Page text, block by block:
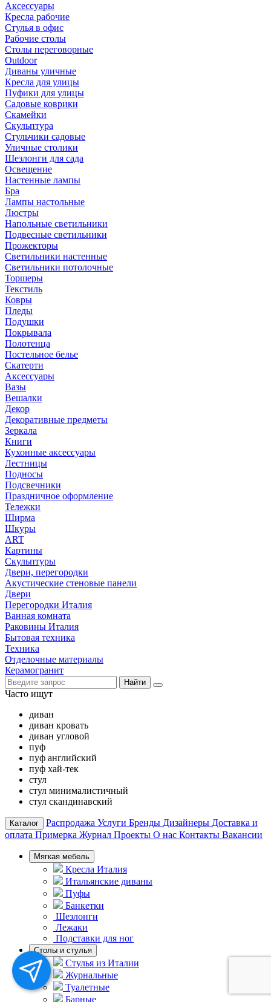
Аксессуары
Кресла рабочие
Стулья в офис
Рабочие столы
Столы переговорные
Outdoor
Диваны уличные
Кресла для улицы
Пуфики для улицы
Садовые коврики
Скамейки
Скульптура
Стульчики садовые
Уличные столики
Шезлонги для сада
Освещение
Hастенные лампы
Бра
Лампы настольные
Люстры
Напольные светильники
Подвесные светильники
Прожекторы
Светильники настенные
Светильники потолочные
Торшеры
Текстиль
Ковры
Пледы
Подушки
Покрывала
Полотенца
Постельное белье
Скатерти
Аксессуары
Вазы
Вешалки
Декор
Декоративные предметы
Зеркала
Книги
Кухонные аксессуары
Лестницы
Подносы
Подсвечники
Праздничное оформление
Тележки
Ширма
Шкуры
ART
Картины
Скульптуры
Двери, перегородки
Акустические стеновые панели
Двери
Перегородки Италия
Ванная комната
Раковины Италия
Бытовая техника
Техника
Отделочные материалы
Керамогранит
Найти
Часто ищут
диван
диван кровать
диван угловой
пуф
пуф английский
пуф хай-тек
стул
стул минималистичный
стул скандинавский
Каталог Распродажа Услуги Бренды Дизайнеры Доставка и
оплата Примерка Журнал Проекты О нас Контакты Вакансии
Мягкая мебель
Кресла Италия
Итальянские диваны
Пуфы
Банкетки
Шезлонги
Лежаки
Подставки для ног
Столы и стулья
Стулья из Италии
Журнальные
Туалетные
Барные